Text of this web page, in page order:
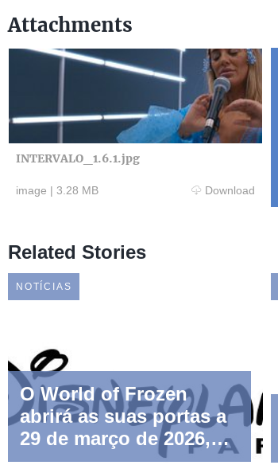
Attachments
INTERVALO_1.6.1.jpg
image | 3.28 MB Download
Related Stories
NOTÍCIAS
O World of Frozen
abrirá as suas portas a
29 de março de 2026,
no Disney Adventure